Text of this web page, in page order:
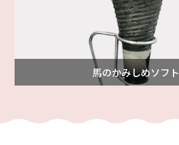
馬のかみしめソフト